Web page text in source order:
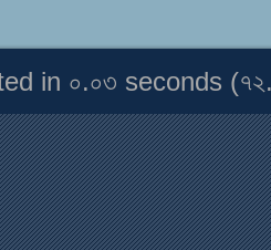
in ০.০৩ seconds